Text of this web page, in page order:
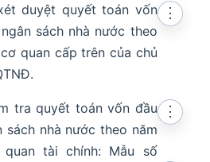
duyệt quyết toán vốn
sách nhà nước theo
quan cấp trên của chủ
⋮
tra quyết toán vốn đầu
nhà nước theo năm
tài chính: Mẫu số
⋮